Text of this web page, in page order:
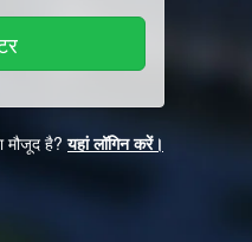
मौजूद है?यहां लॉगिन करें।